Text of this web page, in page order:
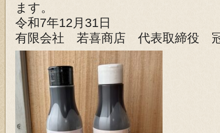
ます。
令和7年12月31日
有限会社 若喜商店 代表取締役